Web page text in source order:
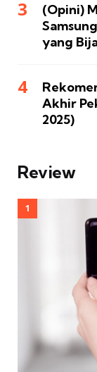
(Opini)
yang
Akhir
2025)
Review